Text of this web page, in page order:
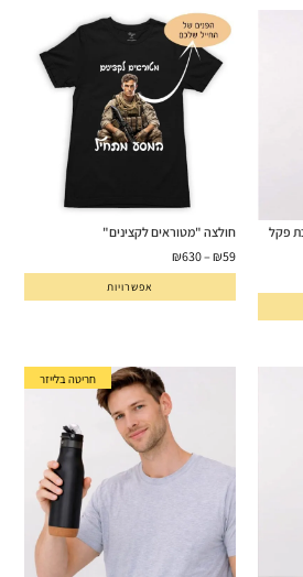
פקל
חולצה "מטוראים לקצינים"
₪59
–
₪630
אפשרויות
חריטה בלייזר